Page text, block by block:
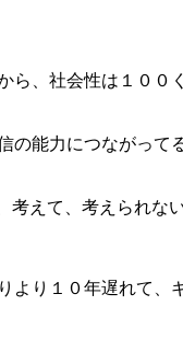
、社会性は１００
能力につながって
えて、考えられない
り１０年遅れて、